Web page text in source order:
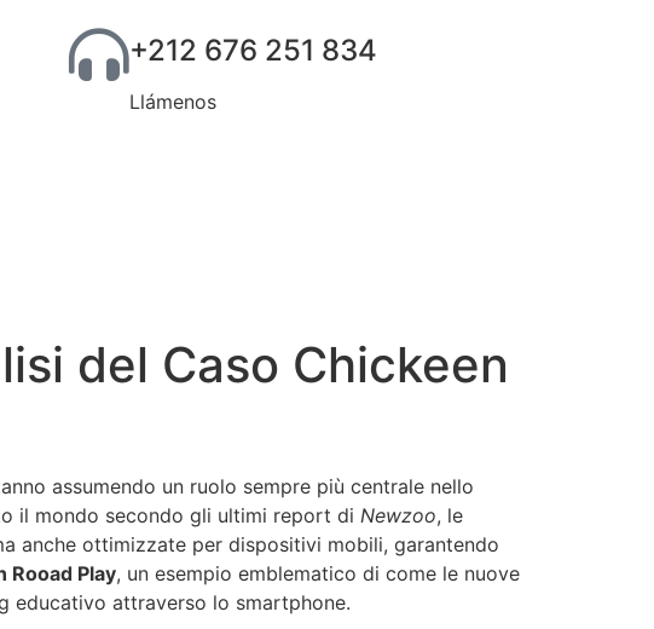
+212 676 251 834
Llámenos
del Caso Chickeen
assumendo un ruolo sempre più centrale nello
il mondo secondo gli ultimi report di Newzoo, le
anche ottimizzate per dispositivi mobili, garantendo
Rooad Play, un esempio emblematico di come le nuove
educativo attraverso lo smartphone.